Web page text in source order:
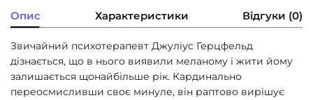
Опис Характеристики Відгуки (0)
Звичайний психотерапевт Джуліус Герцфельд
дізнається, що в нього виявили меланому і жити йому
залишається щонайбільше рік. Кардинально
переосмисливши своє минуле, він раптово вирішує